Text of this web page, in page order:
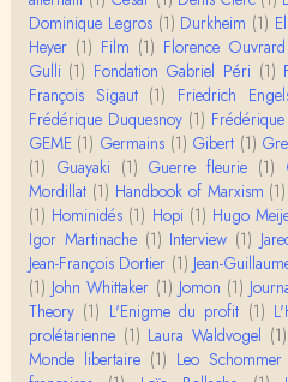
Encore une fois,
emble pas être le
Christophe
Évidemment, de toute
aute. ;-)
Damian
Merci de ta réponse !
es qu'on écarte, car
Yves Le Dantec
Affligeant, ce
der : est-ce que
Dominique Legros (1) Durkheim (1)
Heyer (1) Film (1) Florence Ouvrard
Gulli (1) Fondation Gabriel Péri (1)
François Sigaut (1) Friedrich
Frédérique Duquesnoy (1)
GEME (1) Germains (1) Gibert (1)
(1) Guayaki (1) Guerre fleurie (1)
Mordillat (1) Handbook of Marxism (1)
(1) Hominidés (1) Hopi (1) Hugo
Igor Martinache (1) Interview (1)
Jean-François Dortier (1) Jean-
(1) John Whittaker (1) Jomon (1)
Theory (1) L'Enigme du profit (1)
prolétarienne (1) Laura Waldvogel (1)
Monde libertaire (1) Leo Schommer